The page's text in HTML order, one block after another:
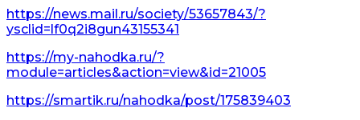
https://news.mail.ru/society/53657843/?
ysclid=lf0q2i8gun43155341
https://my-nahodka.ru/?
module=articles&action=view&id=21005
https://smartik.ru/nahodka/post/175839403